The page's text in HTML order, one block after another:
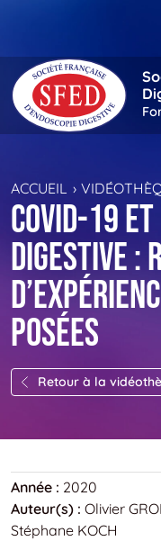
ACCUEIL
COVID-19
digestive :
posées
Retour à la
Année : 2020
Auteur(s) : Olivier
Stéphane KOCH